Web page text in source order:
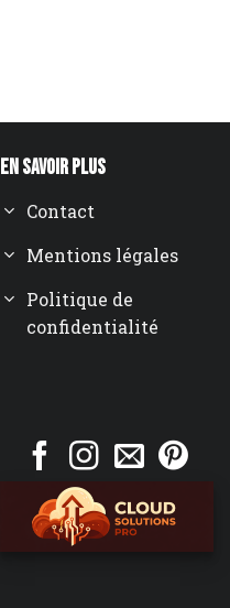
En savoir plus
Contact
Mentions légales
Politique de
confidentialité